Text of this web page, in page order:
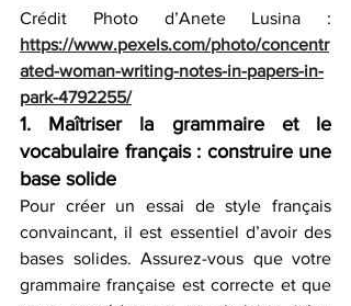
https://www.pexels.com/photo/concentr
ated-woman-writing-notes-in-papers-in-
park-4792255/
1. Maîtriser la grammaire et le
vocabulaire français : construire une
base solide
Pour créer un essai de style français
convaincant, il est essentiel d’avoir des
bases solides. Assurez-vous que votre
grammaire française est correcte et que